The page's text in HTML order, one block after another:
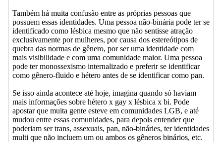
Também há muita confusão entre as próprias pessoas que
possuem essas identidades. Uma pessoa não-binária pode ter se
identificado como lésbica mesmo que não sentisse atração
exclusivamente por mulheres, por causa dos estereótipos de
quebra das normas de gênero, por ser uma identidade com
mais visibilidade e com uma comunidade maior. Uma pessoa
pode ter monossexismo internalizado e preferir se identificar
como gênero-fluido e hétero antes de se identificar como pan.
Se isso ainda acontece até hoje, imagina quando só haviam
mais informações sobre hétero x gay x lésbica x bi. Pode
apostar que muita gente esteve em comunidades LGB, e até
mudou entre essas comunidades, para depois entender que
poderiam ser trans, assexuais, pan, não-bináries, ter identidades
multi que não incluem um ou ambos os gêneros binários, etc.